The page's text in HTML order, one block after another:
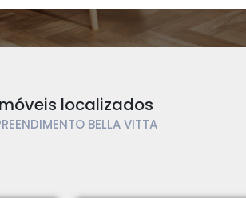
localizados
BELLA VITTA